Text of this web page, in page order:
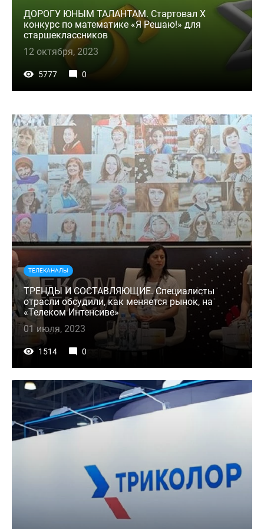
ДОРОГУ ЮНЫМ ТАЛАНТАМ. Стартовал X
конкурс по математике «Я Решаю!» для
старшеклассников
12 октября, 2023
5777 0
ТЕЛЕКАНАЛЫ
ТРЕНДЫ И СОСТАВЛЯЮЩИЕ. Специалисты
отрасли обсудили, как меняется рынок, на
«Телеком Интенсиве»
01 июля, 2023
1514 0